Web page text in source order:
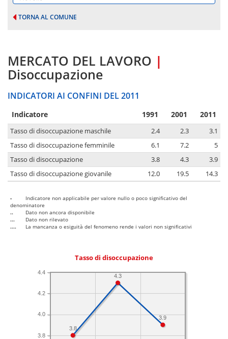
TORNA AL COMUNE
MERCATO DEL LAVORO |
Disoccupazione
INDICATORI AI CONFINI DEL 2011
Indicatore 1991 2001 2011
Tasso di disoccupazione maschile 2.4 2.3
3.1
Tasso di disoccupazione femminile
6.1 7.2
5
Tasso di disoccupazione
3.8 4.3
3.9
Tasso di disoccupazione giovanile
12.0 19.5 14.3
-
Indicatore non applicabile per valore nullo o poco significativo del
denominatore
..
Dato non ancora disponibile
...
Dato non rilevato
....
La mancanza o esiguità del fenomeno rende i valori non significativi
Tasso di disoccupazione
3.8
4.0
4.2
4.4
3.9
4.3
3.8